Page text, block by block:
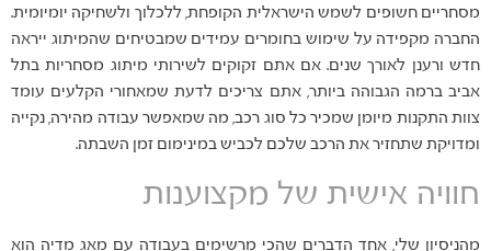
מסחריים חשופים לשמש הישראלית הקופחת, ללכלוך ולשחיקה יומיומית.
החברה מקפידה על שימוש בחומרים עמידים שמבטיחים שהמיתוג ייראה
חדש ורענן לאורך שנים. אם אתם זקוקים לשירותי מיתוג מסחריות בתל
אביב ברמה הגבוהה ביותר, אתם צריכים לדעת שמאחורי הקלעים עומד
צוות התקנות מיומן שמכיר כל סוג רכב, מה שמאפשר עבודה מהירה, נקייה
ומדויקת שתחזיר את הרכב שלכם לכביש במינימום זמן השבתה.
חוויה אישית של מקצוענות
מהניסיון שלי, אחד הדברים שהכי מרשימים בעבודה עם מאג מדיה הוא